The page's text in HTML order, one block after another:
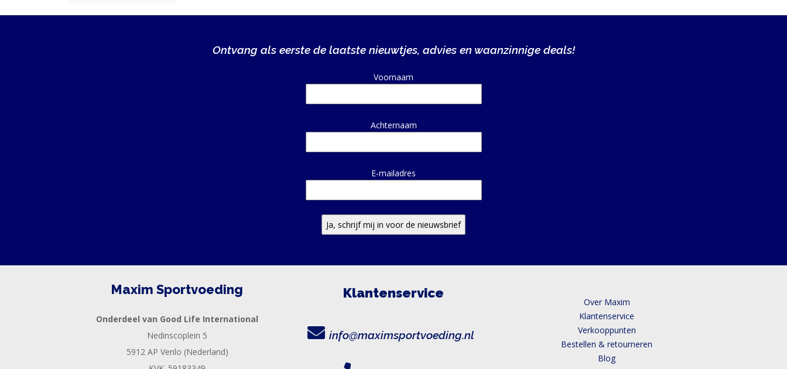
Ontvang als eerste de laatste nieuwtjes, advies en waanzinnige deals!
Voornaam
Achternaam
E-mailadres
Alternative:
Maxim Sportvoeding
Onderdeel van Good Life International
Nedinscoplein 5
5912 AP Venlo (Nederland)
Klantenservice
info@maximsportvoeding.nl
Over Maxim
Klantenservice
Verkooppunten
Bestellen & retourneren
Blog